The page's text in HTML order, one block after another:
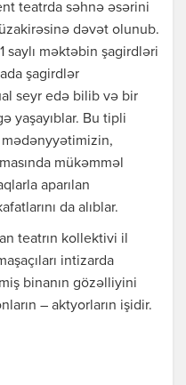
teatrda səhnə əsərini
dəvət olunub.
saylı məktəbin şagirdləri
şagirdlər
seyr edə bilib və bir
yaşayıblar. Bu tipli
mükəmməl
aparılan
da alıblar.
teatrın kollektivi il
intizarda
binanın gözəlliyini
– aktyorların işidir.